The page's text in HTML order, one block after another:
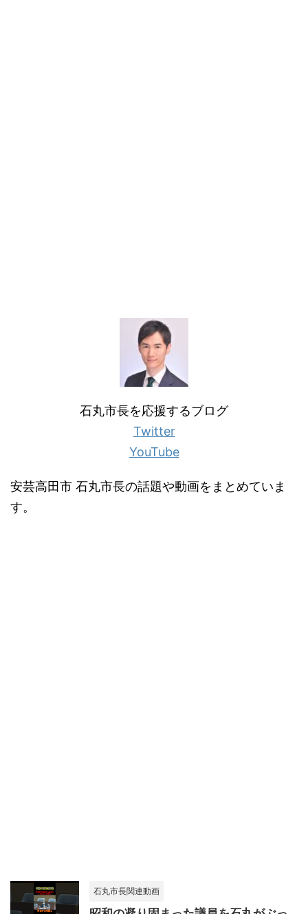
石丸市長を応援するブログ
Twitter
YouTube
安芸高田市 石丸市長の話題や動画をまとめていま
す。
石丸市長関連動画